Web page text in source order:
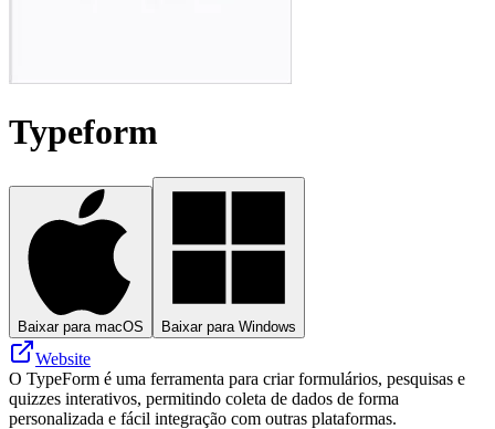
Typeform
Baixar para macOS Baixar para Windows
Website
O TypeForm é uma ferramenta para criar formulários, pesquisas e
quizzes interativos, permitindo coleta de dados de forma
personalizada e fácil integração com outras plataformas.